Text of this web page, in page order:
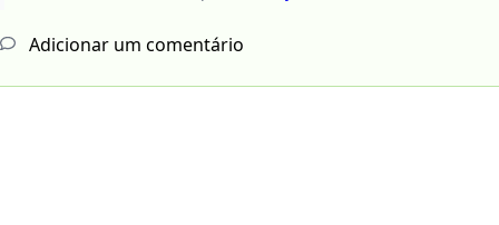
Adicionar um comentário